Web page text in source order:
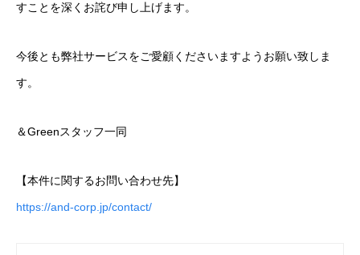
すことを深くお詫び申し上げます。
今後とも弊社サービスをご愛顧くださいますようお願い致しま
す。
＆Greenスタッフ一同
【本件に関するお問い合わせ先】
https://and-corp.jp/contact/